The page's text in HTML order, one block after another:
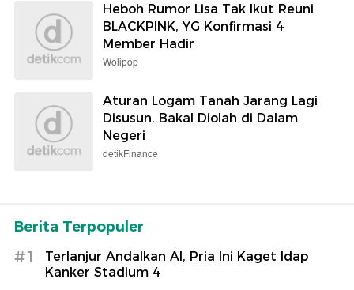
Heboh Rumor Lisa Tak Ikut Reuni
BLACKPINK, YG Konfirmasi 4
Member Hadir
Wolipop
Aturan Logam Tanah Jarang Lagi
Disusun, Bakal Diolah di Dalam
Negeri
detikFinance
Berita Terpopuler
#1
Terlanjur Andalkan AI, Pria Ini Kaget Idap
Kanker Stadium 4